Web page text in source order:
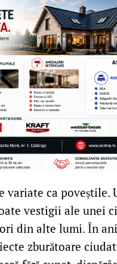
ca poveștile.
vestigii ale unei
din alte lumi. În
zburătoare